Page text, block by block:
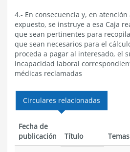
4.- En consecuencia y, en
expuesto, se instruye a esa Caja
que sean pertinentes para
que sean necesarios para el
proceda a pagar al interesado, el
incapacidad laboral
médicas reclamadas
Circulares relacionadas
Fecha de
publicación
Título Temas